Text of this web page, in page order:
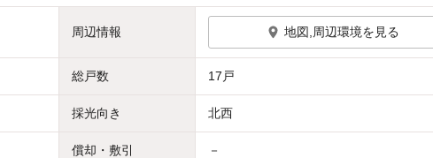
周辺情報 地図,周辺環境を見る
総戸数 17戸
採光向き 北西
償却・敷引 －